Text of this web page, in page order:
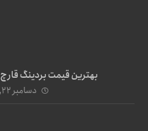
بهترین قیمت بردینگ قارچ 1 کیلویی در آذر ۱۴۰۴
دسامبر ۲۲, ۲۰۲۵